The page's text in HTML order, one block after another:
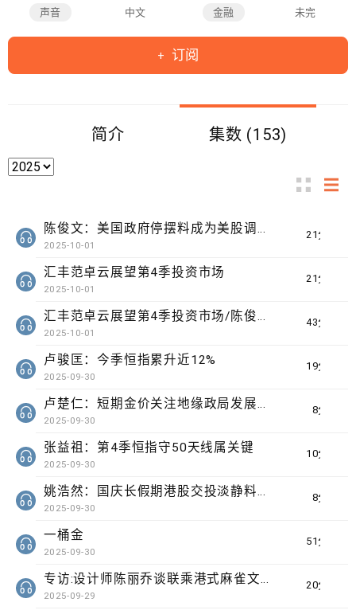
声音 中文 金融 未完
订阅
简介 集数 (153)
21分钟
陈俊文：美国政府停摆料成为美股调整借口
2025-10-01
21分钟
汇丰范卓云展望第4季投资市场
2025-10-01
43分钟
汇丰范卓云展望第4季投资市场/陈俊文：美国政府停摆料成为美股调整借口
2025-10-01
19分钟
卢骏匡：今季恒指累升近12%
2025-09-30
8分钟
卢楚仁：短期金价关注地缘政局发展要留意波动
2025-09-30
10分钟
张益祖：第4季恒指守50天线属关键
2025-09-30
8分钟
姚浩然：国庆长假期港股交投淡静料将整固
2025-09-30
51分钟
一桶金
2025-09-30
20分钟
专访:设计师陈丽乔谈联乘港式麻雀文化出海
2025-09-29